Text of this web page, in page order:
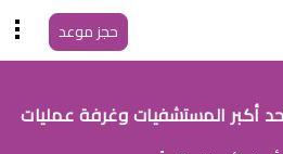
حجز موعد
أكبر المستشفيات وغرفة عمليات